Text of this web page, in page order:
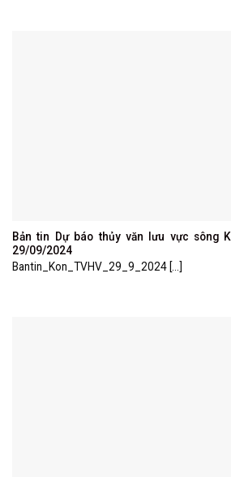
Bản tin Dự báo thủy văn lưu vực sông
29/09/2024
Bantin_Kon_TVHV_29_9_2024 [...]